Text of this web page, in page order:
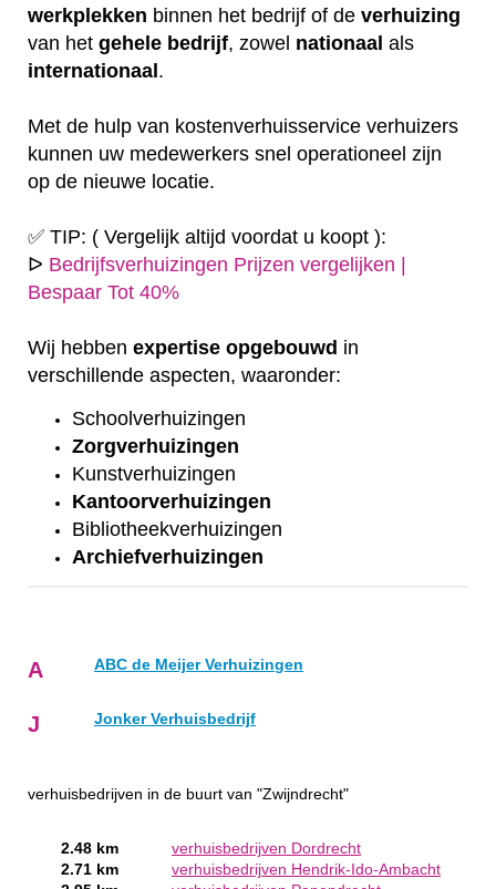
werkplekken binnen het bedrijf of de verhuizing
van het gehele bedrijf, zowel nationaal als
internationaal .
Met de hulp van kostenverhuisservice verhuizers
kunnen uw medewerkers snel operationeel zijn
op de nieuwe locatie.
✅ TIP: ( Vergelijk altijd voordat u koopt ):
ᐅ Bedrijfsverhuizingen Prijzen vergelijken |
Bespaar Tot 40%
Wij hebben expertise opgebouwd in
verschillende aspecten, waaronder:
Schoolverhuizingen
Zorgverhuizingen
Kunstverhuizingen
Kantoorverhuizingen
Bibliotheekverhuizingen
Archiefverhuizingen
A ABC de Meijer Verhuizingen
J Jonker Verhuisbedrijf
verhuisbedrijven in de buurt van "Zwijndrecht"
2.48 km
verhuisbedrijven Dordrecht
2.71 km
verhuisbedrijven Hendrik-Ido-Ambacht